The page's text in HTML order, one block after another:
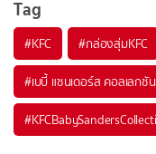
Tag
#KFC #กล่องสุ่มKFC
#เบบี้ แซนเดอร์ส คอลเลกชัน
#